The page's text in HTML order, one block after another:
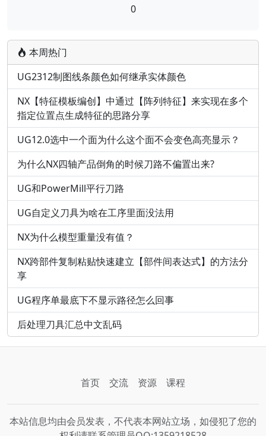
0
本周热门
UG2312制图线条颜色如何继承实体颜色
NX【特征模板编创】中通过【阵列特征】来实现在多个
指定位置点生成特征的思路分享
UG12.0选中一个面为什么这个面不会变色高亮显示？
为什么NX四轴产品倒角的时候刀路不偏置出来?
UG和PowerMill平行刀路
UG自定义刀具为啥在工序里面没法用
NX为什么模型重量没有值？
NX跨部件复制粘贴快速建立【部件间表达式】的方法分
享
UG程序单最底下不显示路径怎么回事
后处理刀具汇总中文乱码
首页 交流 资源 课程
本站信息均由会员发表，不代表本网站立场，如侵犯了您的